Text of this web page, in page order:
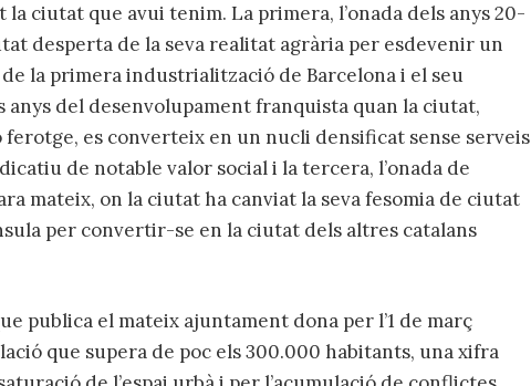
ciutat que avui tenim. La primera, l’onada dels anys 20-
desperta de la seva realitat agrària per esdevenir un
la primera industrialització de Barcelona i el seu
anys del desenvolupament franquista quan la ciutat,
ferotge, es converteix en un nucli densificat sense serveis
de notable valor social i la tercera, l’onada de
mateix, on la ciutat ha canviat la seva fesomia de ciutat
per convertir-se en la ciutat dels altres catalans
publica el mateix ajuntament dona per l’1 de març
que supera de poc els 300.000 habitants, una xifra